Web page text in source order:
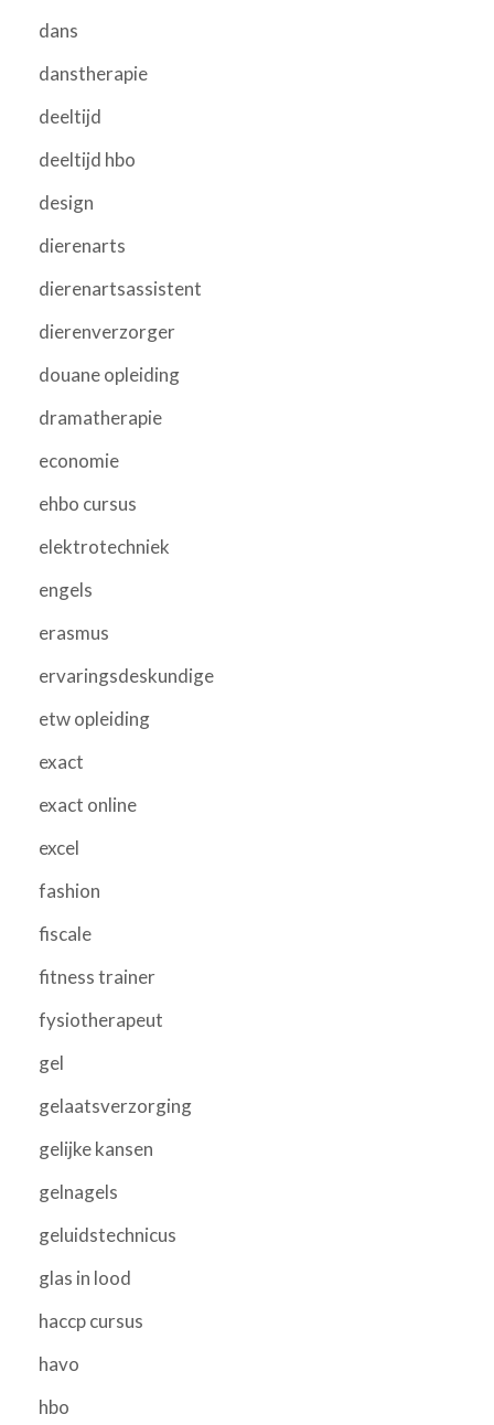
dans
danstherapie
deeltijd
deeltijd hbo
design
dierenarts
dierenartsassistent
dierenverzorger
douane opleiding
dramatherapie
economie
ehbo cursus
elektrotechniek
engels
erasmus
ervaringsdeskundige
etw opleiding
exact
exact online
excel
fashion
fiscale
fitness trainer
fysiotherapeut
gel
gelaatsverzorging
gelijke kansen
gelnagels
geluidstechnicus
glas in lood
haccp cursus
havo
hbo